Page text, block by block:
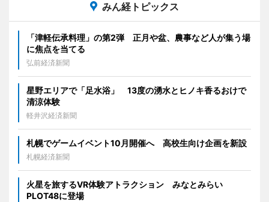
みん経トピックス
「津軽伝承料理」の第2弾 正月や盆、農事など人が集う場
に焦点を当てる
弘前経済新聞
星野エリアで「足水浴」 13度の湧水とヒノキ香るおけで
清涼体験
軽井沢経済新聞
札幌でゲームイベント10月開催へ 高校生向け企画を新設
札幌経済新聞
火星を旅するVR体験アトラクション みなとみらい
PLOT48に登場